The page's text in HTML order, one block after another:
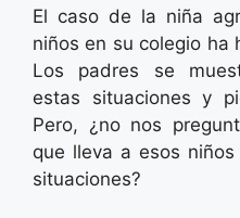
El caso de la niña
niños en su colegio ha
Los padres se
estas situaciones y
Pero, ¿no nos
que lleva a esos
situaciones?